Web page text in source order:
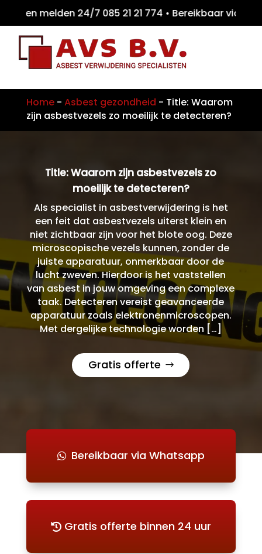
melden 24/7 085 21 21 774 •
Home- Asbest gezondheid - Title: Waarom
zijn asbestvezels zo moeilijk te detecteren?
Title: Waarom zijn asbestvezels zo
moeilijk te detecteren?
Als specialist in asbestverwijdering is het
een feit dat asbestvezels uiterst klein en
niet zichtbaar zijn voor het blote oog. Deze
microscopische vezels kunnen, zonder de
juiste apparatuur, onmerkbaar door de
lucht zweven. Hierdoor is het vaststellen
van asbest in jouw omgeving een complexe
taak. Detecteren vereist geavanceerde
apparatuur zoals elektronenmicroscopen.
Met dergelijke technologie worden […]
Gratis offerte
Bereikbaar via Whatsapp
Gratis offerte binnen 24 uur